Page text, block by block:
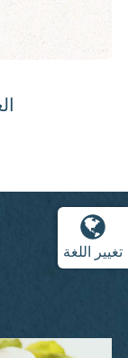
تغيير اللغة